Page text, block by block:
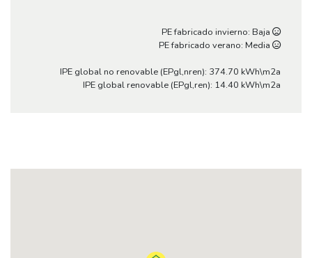
PE fabricado invierno: Baja
PE fabricado verano: Media
IPE global no renovable (EPgl,nren): 374.70 kWh\m2a
IPE global renovable (EPgl,ren): 14.40 kWh\m2a